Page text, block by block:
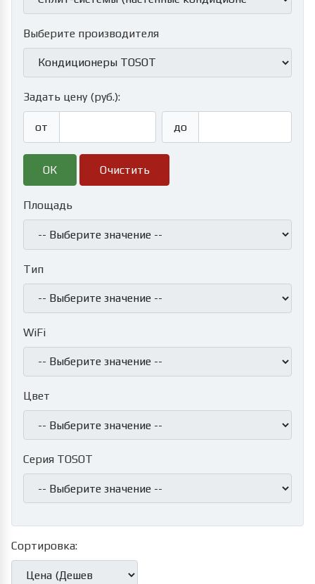
Выберите производителя
Задать цену (руб.):
от до
Очистить
Площадь
Тип
WiFi
Цвет
Серия TOSOT
Сортировка: